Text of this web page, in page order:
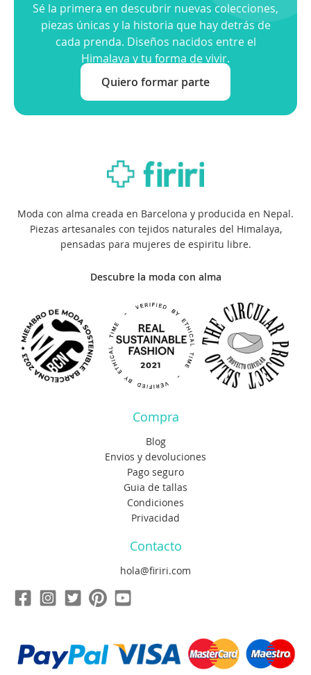
Sé la primera en descubrir nuevas colecciones,
piezas únicas y la historia que hay detrás de
cada prenda. Diseños nacidos entre el
Himalaya y tu forma de vivir.
Quiero formar parte
Moda con alma creada en Barcelona y producida en Nepal.
Piezas artesanales con tejidos naturales del Himalaya,
pensadas para mujeres de espiritu libre.
Descubre la moda con alma
Compra
Blog
Envios y devoluciones
Pago seguro
Guia de tallas
Condiciones
Privacidad
Contacto
hola@firiri.com